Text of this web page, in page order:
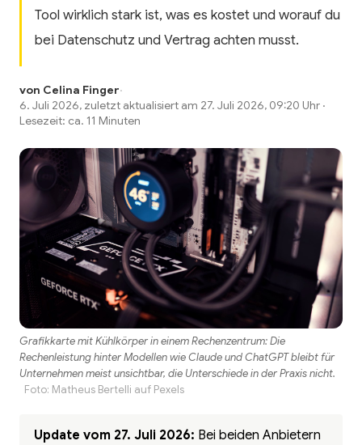
Tool wirklich stark ist, was es kostet und worauf du
bei Datenschutz und Vertrag achten musst.
von Celina Finger·
6. Juli 2026, zuletzt aktualisiert am 27. Juli 2026, 09:20 Uhr ·
Lesezeit: ca. 11 Minuten
Grafikkarte mit Kühlkörper in einem Rechenzentrum: Die
Rechenleistung hinter Modellen wie Claude und ChatGPT bleibt für
Unternehmen meist unsichtbar, die Unterschiede in der Praxis nicht.
Foto: Matheus Bertelli auf Pexels
Update vom 27. Juli 2026: Bei beiden Anbietern